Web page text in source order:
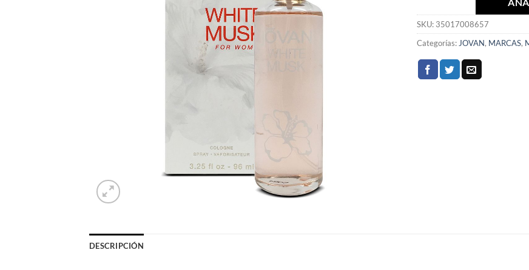
SKU: 35017008657
Categorías: JOVAN, MARCAS,
DESCRIPCIÓN